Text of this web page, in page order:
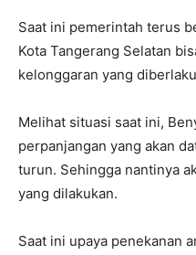
Saat ini pemerintah terus
Kota Tangerang Selatan
kelonggaran yang
Melihat situasi saat ini,
perpanjangan yang akan
turun. Sehingga nantinya
yang dilakukan.
Saat ini upaya penekanan